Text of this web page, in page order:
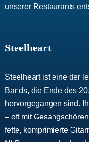
unserer Restaurants
Steelheart
Steelheart ist eine der
Bands, die Ende des
hervorgegangen sind.
– oft mit
fette, komprimierte